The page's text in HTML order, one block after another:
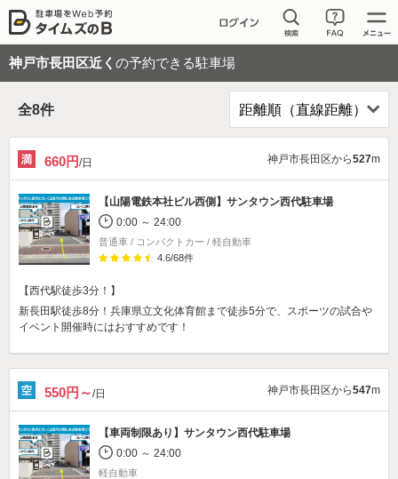
神戸市長田区近く の予約できる駐車場
全8件
660円/日 神戸市長田区から527m
【山陽電鉄本社ビル西側】 サンタウン西代駐車場
0:00 ～ 24:00
普通車 / コンパクトカー / 軽自動車
4.6/68件
【西代駅徒歩3分！】
新長田駅徒歩8分！兵庫県立文化体育館まで徒歩5分で、スポーツの試合や
イベント開催時にはおすすめです！
550円～/日 神戸市長田区から547m
【車両制限あり】 サンタウン西代駐車場
0:00 ～ 24:00
軽自動車